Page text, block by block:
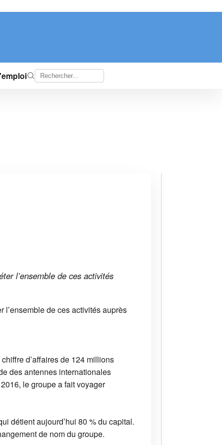
l’ensemble de ces activités
de ces activités auprès
d’affaires de 124 millions
des antennes internationales
le groupe a fait voyager
détient aujourd’hui 80 % du capital.
de nom du groupe.